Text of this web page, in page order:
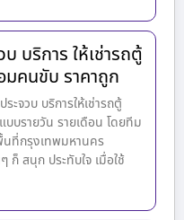
บ บริการ ให้เช่ารถตู้
คนขับ ราคาถูก
ระจวบ บริการให้เช่ารถตู้
บรายวัน รายเดือน โดยทีม
ที่กรุงเทพมหานคร
สนุก ประทับใจ เมื่อใช้